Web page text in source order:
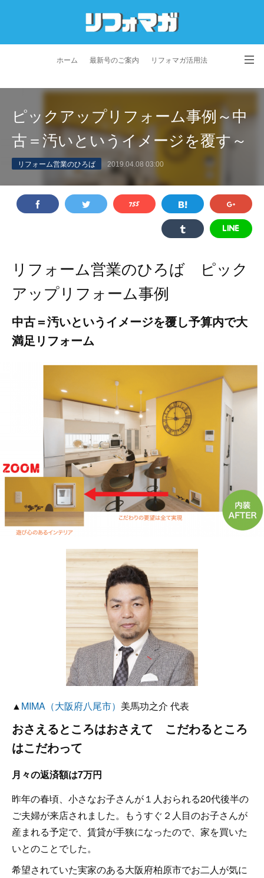
ホーム 最新号のご案内 リフォマガ活用法
お問い合わせ よくあるご質問 特定商取引法に基づく表記
プライバシーポリシー 利用規約 会社概要
ピックアップリフォーム事例～中
古＝汚いというイメージを覆す～
リフォーム営業のひろば 2019.04.08 03:00
リフォーム営業のひろば ピック
アップリフォーム事例
中古＝汚いというイメージを覆し予算内で大
満足リフォーム
▲MIMA（大阪府八尾市） 美馬功之介 代表
おさえるところはおさえて こだわるところ
はこだわって
月々の返済額は7万円
昨年の春頃、小さなお子さんが１人おられる20代後半の
ご夫婦が来店されました。もうすぐ２人目のお子さんが
産まれる予定で、賃貸が手狭になったので、家を買いた
いとのことでした。
希望されていた実家のある大阪府柏原市でお二人が気に